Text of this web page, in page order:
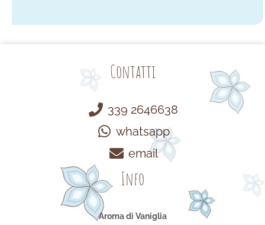
Contatti
339 2646638
whatsapp
email
Info
Aroma di Vaniglia